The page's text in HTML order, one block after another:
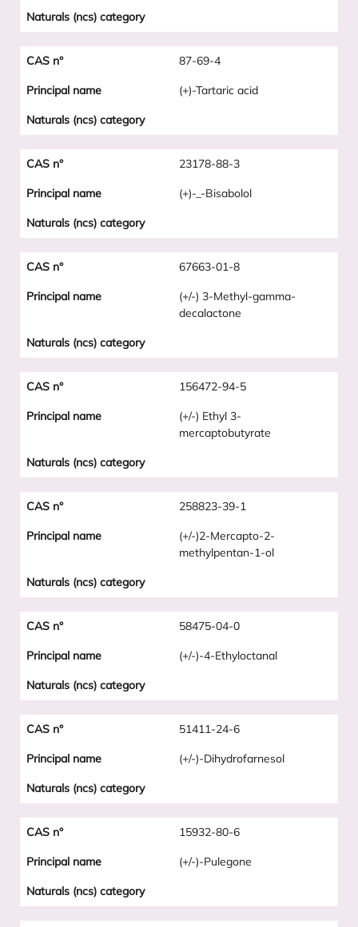
87-69-4
(+)-Tartaric acid
23178-88-3
(+)-_-Bisabolol
67663-01-8
(+/-) 3-Methyl-gamma-
decalactone
156472-94-5
(+/-) Ethyl 3-
mercaptobutyrate
258823-39-1
(+/-)2-Mercapto-2-
methylpentan-1-ol
58475-04-0
(+/-)-4-Ethyloctanal
51411-24-6
(+/-)-Dihydrofarnesol
15932-80-6
(+/-)-Pulegone